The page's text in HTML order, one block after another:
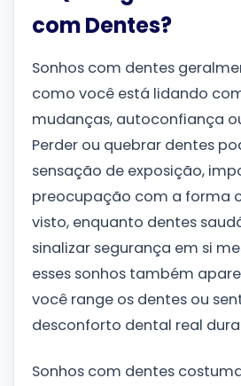
com Dentes?
Sonhos com dentes
como você está lidando
mudanças, autoconfiança
Perder ou quebrar dentes
sensação de exposição,
preocupação com a forma
visto, enquanto dentes
sinalizar segurança em si
esses sonhos também
você range os dentes ou
desconforto dental real
Sonhos com dentes